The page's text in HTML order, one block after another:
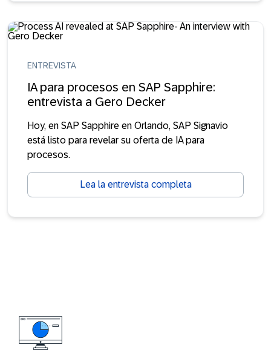
ENTREVISTA
IA para procesos en SAP Sapphire:
entrevista a Gero Decker
Hoy, en SAP Sapphire en Orlando, SAP Signavio
está listo para revelar su oferta de IA para
procesos.
Lea la entrevista completa